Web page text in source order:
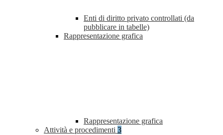
Enti di diritto privato controllati (da
pubblicare in tabelle)
Rappresentazione grafica
Rappresentazione grafica
Attività e procedimenti 3